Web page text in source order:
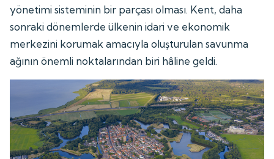
yönetimi sisteminin bir parçası olması. Kent, daha
sonraki dönemlerde ülkenin idari ve ekonomik
merkezini korumak amacıyla oluşturulan savunma
ağının önemli noktalarından biri hâline geldi.